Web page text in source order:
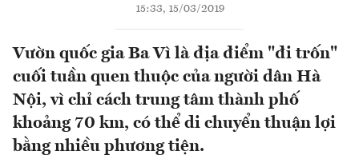
15:33, 15/03/2019
Vườn quốc gia Ba Vì là địa điểm "đi trốn"
cuối tuần quen thuộc của người dân Hà
Nội, vì chỉ cách trung tâm thành phố
khoảng 70 km, có thể di chuyển thuận lợi
bằng nhiều phương tiện.